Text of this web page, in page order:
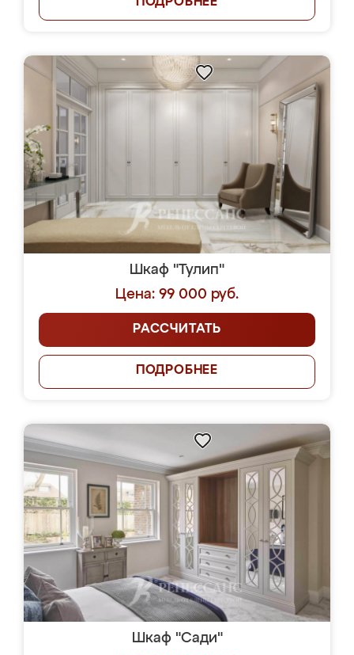
Шкаф "Тулип"
Цена: 99 000 руб.
РАССЧИТАТЬ
ПОДРОБНЕЕ
Шкаф "Сади"